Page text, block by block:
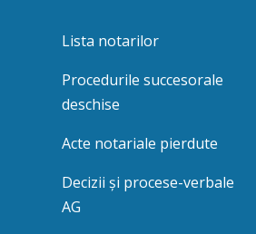
Lista notarilor
Procedurile succesorale
deschise
Acte notariale pierdute
Decizii și procese-verbale
AG